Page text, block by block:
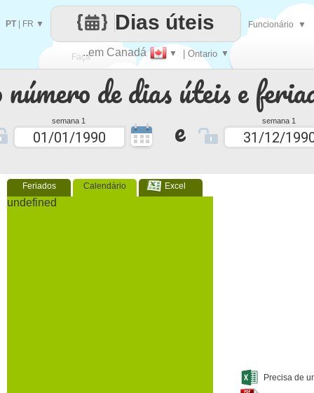
de dias úteis e
semana 1 e semana 1
Feriados Calendário Excel
undefined
Precisa de
Faça
cada
..em Canadá ▼ | Ontario ▼
Dias úteis
PT| FR ▼ Funcionário ▼